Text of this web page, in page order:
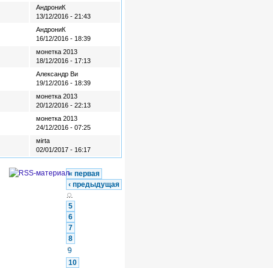
АндрониК
13/12/2016 - 21:43
АндрониК
16/12/2016 - 18:39
монетка 2013
18/12/2016 - 17:13
Александр Ви
19/12/2016 - 18:39
монетка 2013
20/12/2016 - 22:13
монетка 2013
24/12/2016 - 07:25
мirtа
02/01/2017 - 16:17
« первая
‹ предыдущая
…
5
6
7
8
9
10